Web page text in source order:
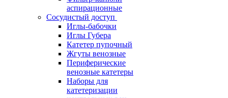
аспирационные
Сосудистый доступ
Иглы-бабочки
Иглы Губера
Катетер пупочный
Жгуты венозные
Периферические
венозные катетеры
Наборы для
катетеризации